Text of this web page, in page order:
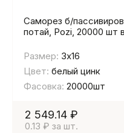
Саморез б/
потай, Pozi, 20000 шт
Размер: 3х16
Цвет: белый цинк
Фасовка: 20000шт
2 549.14 ₽
0.13 ₽ за шт.